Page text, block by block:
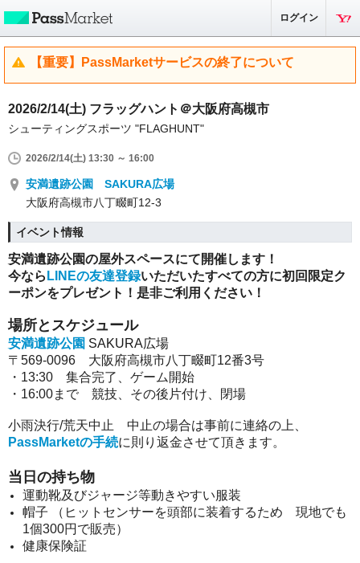
ログイン
【重要】PassMarketサービスの終了について
2026/2/14(土) フラッグハント＠大阪府高槻市
シューティングスポーツ "FLAGHUNT"
2026/2/14(土) 13:30 ～ 16:00
安満遺跡公園 SAKURA広場
大阪府高槻市八丁畷町12-3
イベント情報
安満遺跡公園の屋外スペースにて開催します！
今なら LINEの友達登録いただいたすべての方に初回限定ク
ーポンをプレゼント！是非ご利用ください！
場所とスケジュール
安満遺跡公園 SAKURA広場
〒569-0096 大阪府高槻市八丁畷町12番3号
・13:30 集合完了、ゲーム開始
・16:00まで 競技、その後 片付け、閉場
小雨決行/荒天中止 中止の場合は事前に連絡の上、
PassMarketの手続に則り返金させて頂きます。
当日の持ち物
運動靴及びジャージ等動きやすい服装
帽子 （ヒットセンサーを頭部に装着するため 現地でも
1個300円で販売）
健康保険証